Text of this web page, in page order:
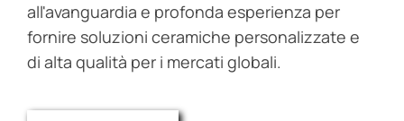
all'avanguardia e profonda esperienza per
fornire soluzioni ceramiche personalizzate e
di alta qualità per i mercati globali.